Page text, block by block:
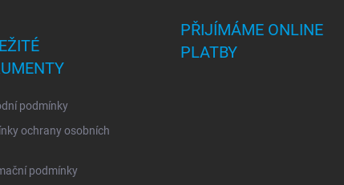
podmínky
ochrany osobních
podmínky
PŘIJÍMÁME ONLINE
PLATBY